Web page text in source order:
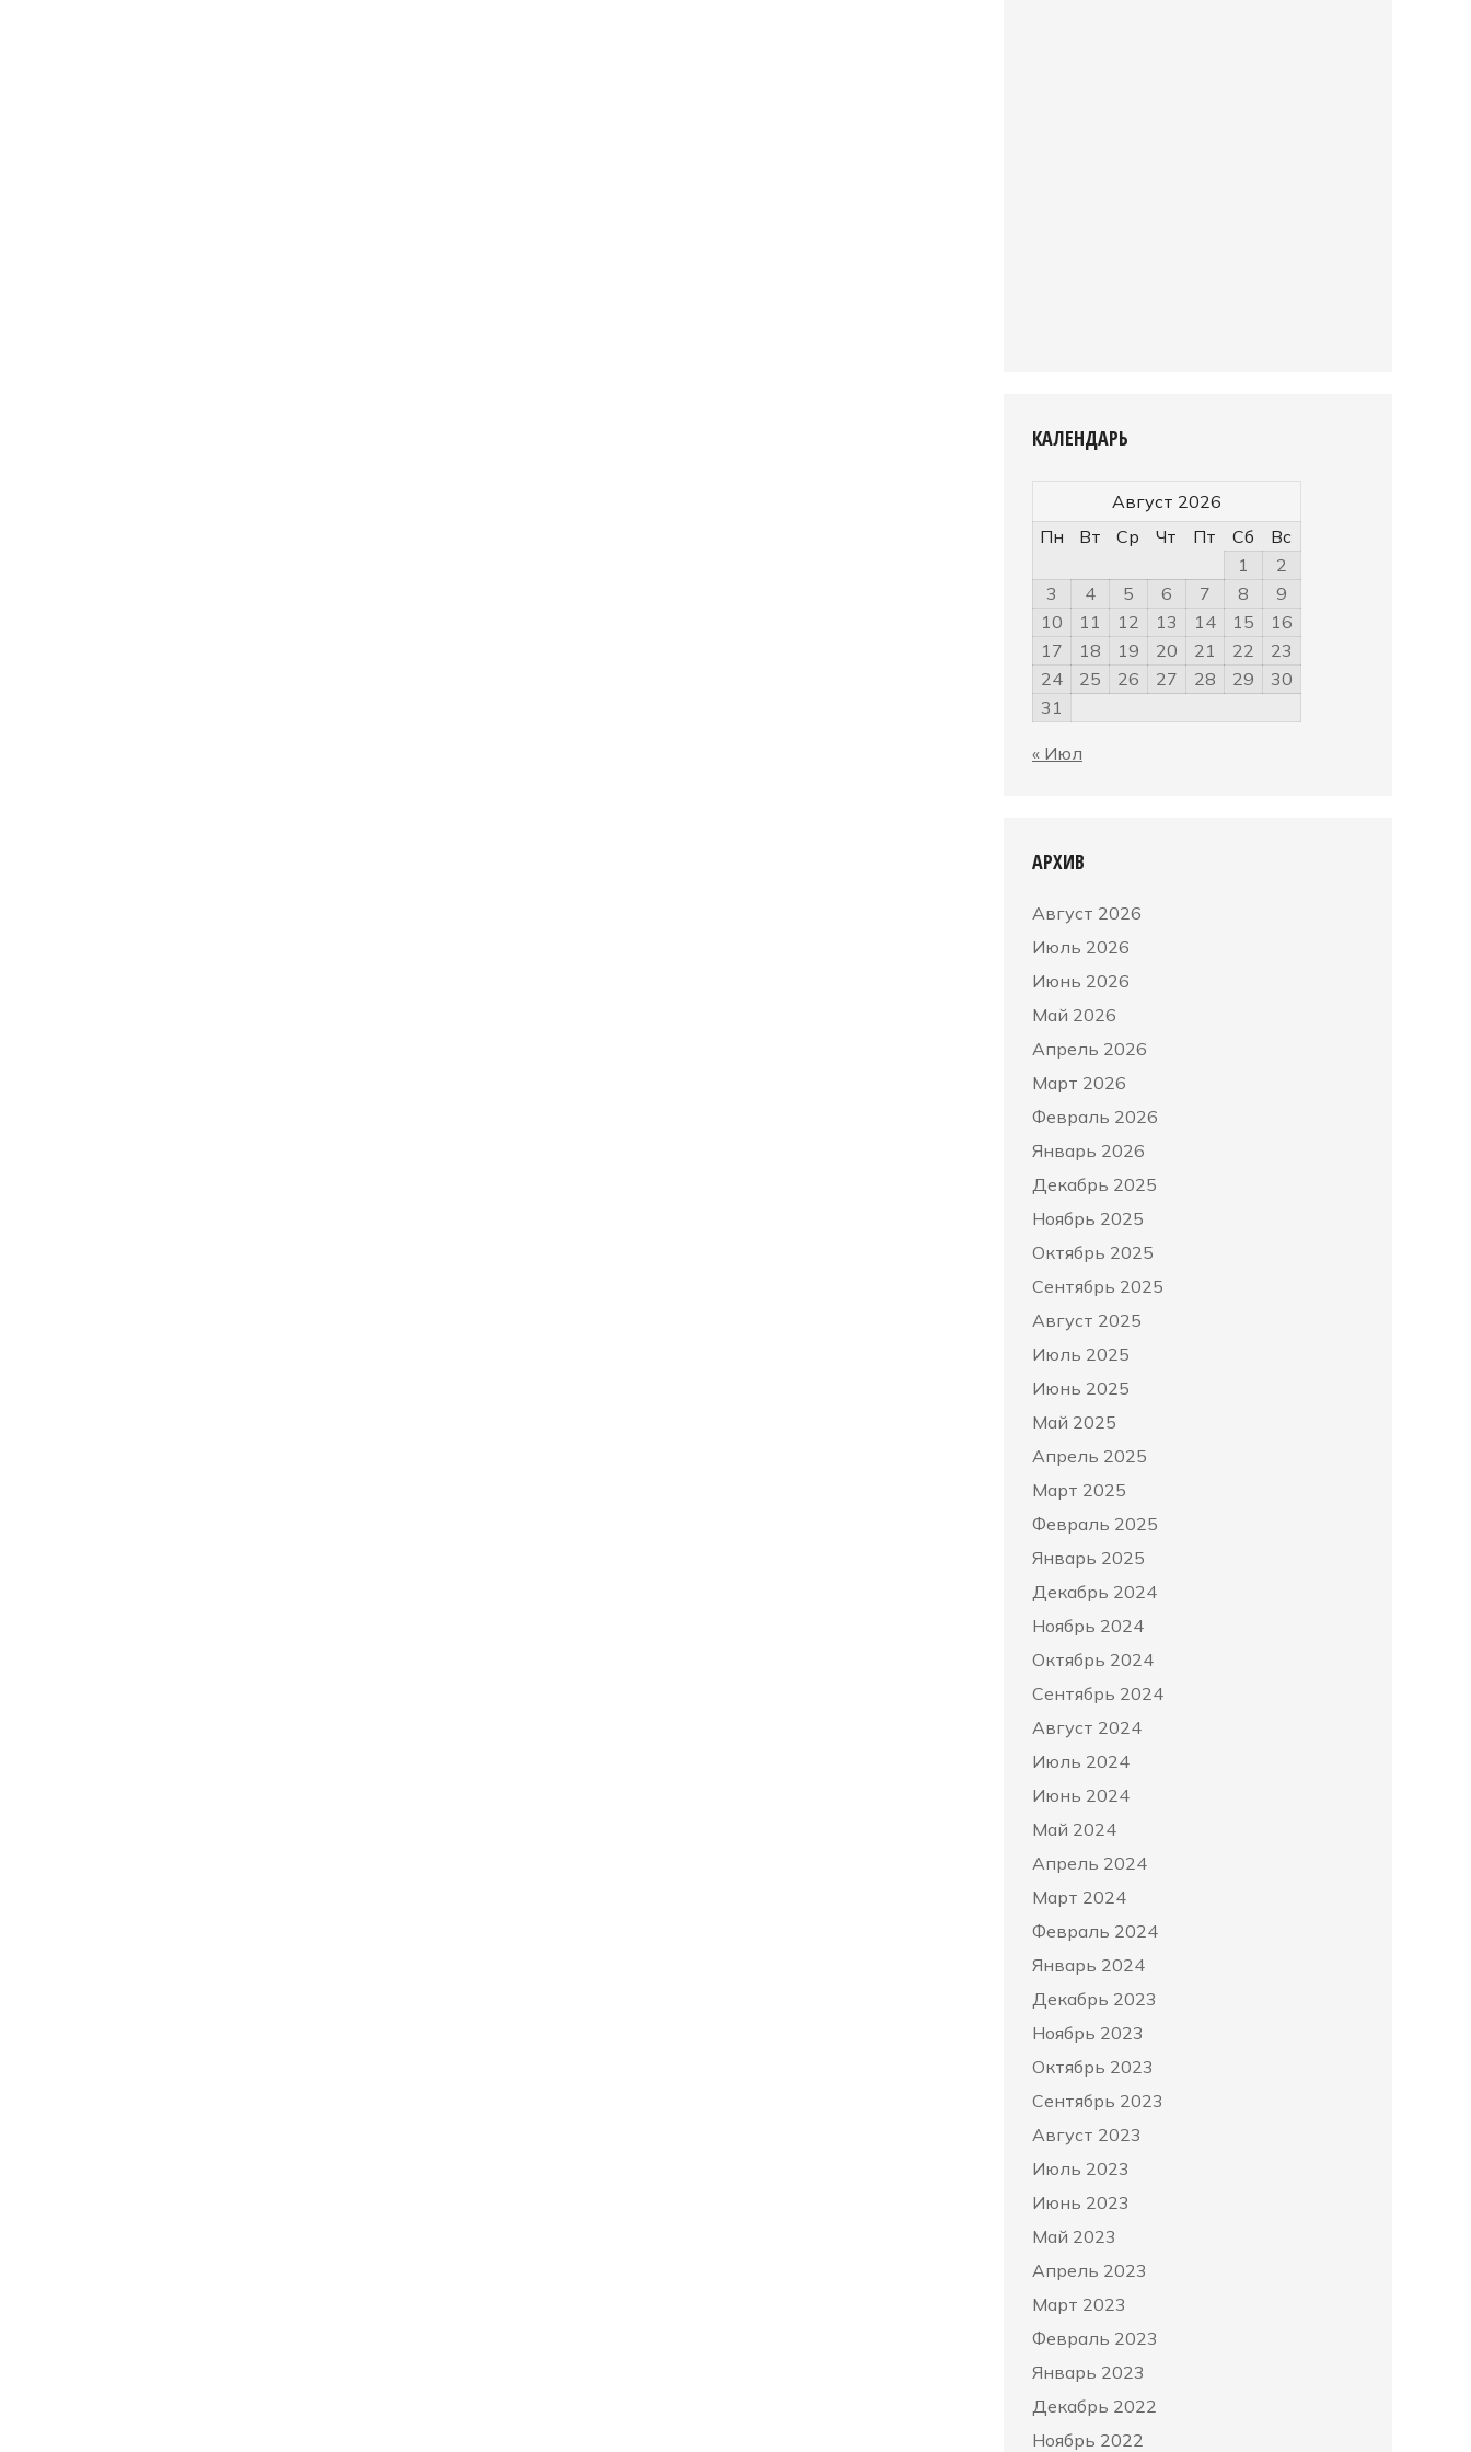
КАЛЕНДАРЬ
Август 2026
Пн
Вт Ср Чт Пт Сб
Вс
1
2
3
4 5 6 7 8
9
10
11 12 13 14 15
16
17
18 19 20 21 22
23
24
25 26 27 28 29
30
31
« Июл
АРХИВ
Август 2026
Июль 2026
Июнь 2026
Май 2026
Апрель 2026
Март 2026
Февраль 2026
Январь 2026
Декабрь 2025
Ноябрь 2025
Октябрь 2025
Сентябрь 2025
Август 2025
Июль 2025
Июнь 2025
Май 2025
Апрель 2025
Март 2025
Февраль 2025
Январь 2025
Декабрь 2024
Ноябрь 2024
Октябрь 2024
Сентябрь 2024
Август 2024
Июль 2024
Июнь 2024
Май 2024
Апрель 2024
Март 2024
Февраль 2024
Январь 2024
Декабрь 2023
Ноябрь 2023
Октябрь 2023
Сентябрь 2023
Август 2023
Июль 2023
Июнь 2023
Май 2023
Апрель 2023
Март 2023
Февраль 2023
Январь 2023
Декабрь 2022
Ноябрь 2022